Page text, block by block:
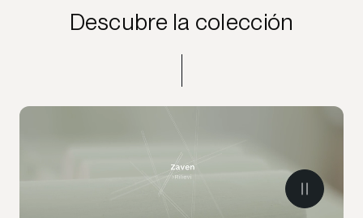
Descubre la colección